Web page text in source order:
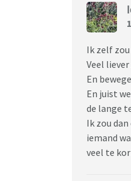
Ik zelf
Veel
En
En juist
de lange
Ik zou
iemand
veel te